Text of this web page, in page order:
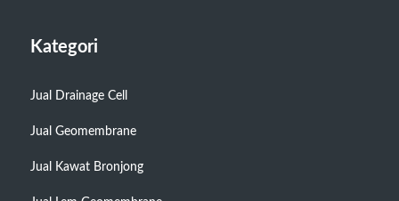
Kategori
Jual Drainage Cell
Jual Geomembrane
Jual Kawat Bronjong